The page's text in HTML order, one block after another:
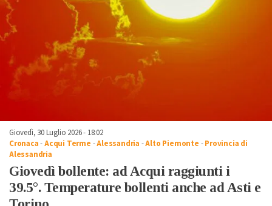
Giovedì, 30 Luglio 2026 - 18:02
Cronaca-Acqui Terme -Alessandria -Alto Piemonte -Provincia di
Alessandria
Giovedì bollente: ad Acqui raggiunti i
39.5°. Temperature bollenti anche ad Asti e